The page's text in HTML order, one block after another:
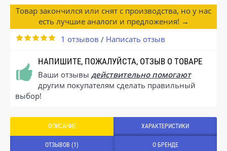
Товар закончился или снят с производства, но у нас
есть лучшие аналоги и предложения! →
1 отзывов / Написать отзыв
НАПИШИТЕ, ПОЖАЛУЙСТА, ОТЗЫВ О ТОВАРЕ
Ваши отзывы действительно помогают
другим покупателям сделать правильный
выбор!
ОПИСАНИЕ ХАРАКТЕРИСТИКИ
ОТЗЫВОВ (1) О БРЕНДЕ